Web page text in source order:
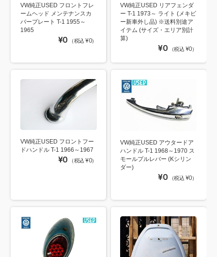
VW純正USED フロントフレ
ームヘッド メンテナンスカ
バープレート T-1 1955～
1965
¥0 （税込 ¥0）
VW純正USED リアフェンダ
ー T-1 1973～ ライト (メキビ
ー新車外し品) ※送料別途ア
イテム (サイズ・エリア別計
算)
¥0 （税込 ¥0）
VW純正USED フロントフー
ドハンドル T-1 1966～1967
¥0 （税込 ¥0）
VW純正USED アウタードア
ハンドル T-1 1968～1970 ス
モールプルレバー (Kシリン
ダー)
¥0 （税込 ¥0）